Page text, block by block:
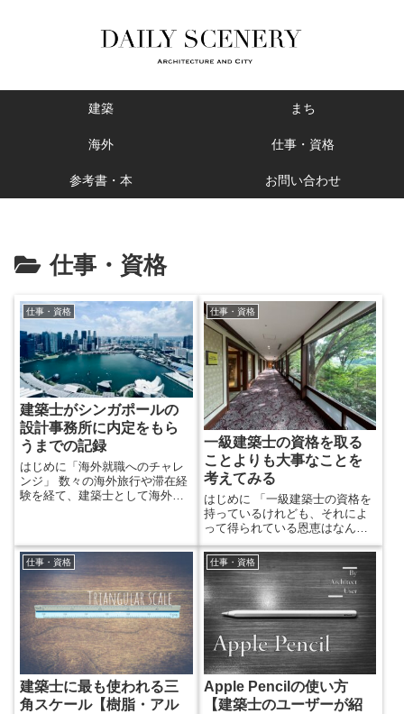
建築 まち
海外 仕事・資格
参考書・本 お問い合わせ
仕事・資格
仕事・資格
建築士がシンガポールの
設計事務所に内定をもら
うまでの記録
はじめに「海外就職へのチャレ
ンジ」 数々の海外旅行や滞在経
験を経て、建築士として海外で
いで、実際に海外の設計事務所
へ応募してみました。 この記事
では、海外企業へのアプローチ
から内定に至るまで、その経緯
について書いていきたいと思い
ます。 振り返るとこれはかなり
困難な挑戦で、どのように進め
たらいいか情報も少ない中奮
闘...
仕事・資格
一級建築士の資格を取る
ことよりも大事なことを
考えてみる
はじめに 「一級建築士の資格を
持っているけれども、それによ
って得られている恩恵はなんな
のだろうか」と考えることがあ
ります。 意匠設計の一級建築士
として働いていることを振り返
りながら、設計者として本当に
必要なことをまとめていきたい
と思います。 ※この記事はこれ
から一級建築士の資格を取ろう
としている人や、今後取る予定
がある人に向けて、参考になれ
ばと思って書いています。 一級
建築士の資格を取った際に使
っ...
仕事・資格
建築士に最も使われる三
角スケール【樹脂・アル
仕事・資格
Apple Pencilの使い方
【建築士のユーザーが紹